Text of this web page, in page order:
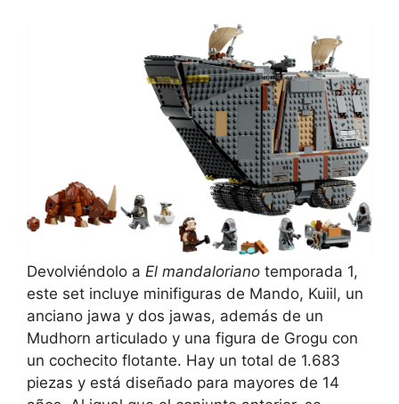
Devolviéndolo a El mandaloriano temporada 1,
este set incluye minifiguras de Mando, Kuiil, un
anciano jawa y dos jawas, además de un
Mudhorn articulado y una figura de Grogu con
un cochecito flotante. Hay un total de 1.683
piezas y está diseñado para mayores de 14